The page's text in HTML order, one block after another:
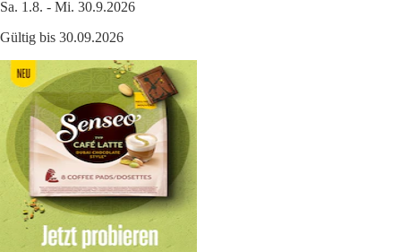
Sa. 1.8. - Mi. 30.9.2026
Gültig bis 30.09.2026